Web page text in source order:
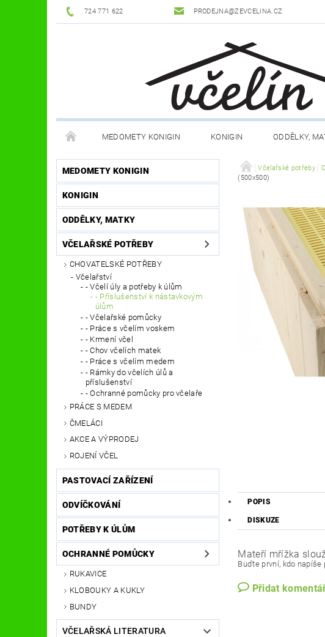
724 771 622 PRODEJNA@ZEVCELINA.CZ
MEDOMETY KONIGIN KONIGIN ODDĚLKY,
POTŘEBY K ÚLŮM OCHRANNÉ POMŮCKY
DŮM A ZAHRADA
OSTATNÍ POMŮCKY NOVINKY NAPIŠTE NÁM
MEDOMETY KONIGIN
KONIGIN
ODDĚLKY, MATKY
VČELAŘSKÉ POTŘEBY
CHOVATELSKÉ POTŘEBY
Včelařství
- Včelí úly a potřeby k úlům
- Příslušenství k nástavkovým
úlům
- Včelařské pomůcky
- Práce s včelím voskem
- Krmení včel
- Chov včelích matek
- Práce s včelím medem
- Rámky do včelích úlů a
příslušenství
- Ochranné pomůcky pro včelaře
PRÁCE S MEDEM
ČMELÁCI
AKCE A VÝPRODEJ
ROJENÍ VČEL
PASTOVACÍ ZAŘÍZENÍ
ODVÍČKOVÁNÍ
POTŘEBY K ÚLŮM
OCHRANNÉ POMŮCKY
RUKAVICE
KLOBOUKY A KUKLY
BUNDY
VČELAŘSKÁ LITERATURA
Včelařské potřeby
(500x500)
POPIS
DISKUZE
Mateří mřížka
Buďte první, kdo
Přidat